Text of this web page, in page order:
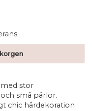
med stor
små pärlor.
chic hårdekoration